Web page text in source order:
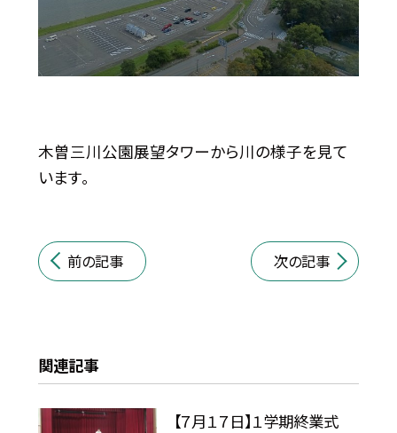
木曽三川公園展望タワーから川の様子を見て
います。
前の記事 次の記事
関連記事
【７月１７日】１学期終業式